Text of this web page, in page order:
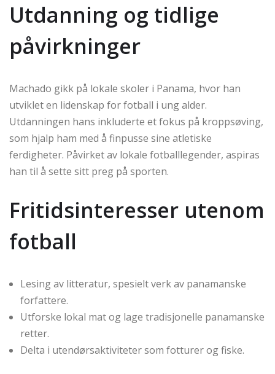
Utdanning og tidlige
påvirkninger
Machado gikk på lokale skoler i Panama, hvor han
utviklet en lidenskap for fotball i ung alder.
Utdanningen hans inkluderte et fokus på kroppsøving,
som hjalp ham med å finpusse sine atletiske
ferdigheter. Påvirket av lokale fotballlegender, aspiras
han til å sette sitt preg på sporten.
Fritidsinteresser utenom
fotball
Lesing av litteratur, spesielt verk av panamanske
forfattere.
Utforske lokal mat og lage tradisjonelle panamanske
retter.
Delta i utendørsaktiviteter som fotturer og fiske.